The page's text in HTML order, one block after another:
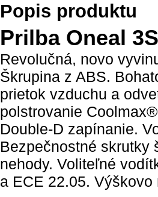
Popis produktu
Prilba Oneal
Revolučná, novo
Škrupina z ABS.
prietok vzduchu a
polstrovanie
Double-D zapínanie.
Bezpečnostné skrutky
nehody. Voliteľné
a ECE 22.05.